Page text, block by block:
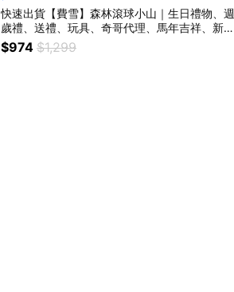
快速出貨【費雪】森林滾球小山｜生日禮物、週
歲禮、送禮、玩具、奇哥代理、馬年吉祥、新年
快樂
$974 $1,299